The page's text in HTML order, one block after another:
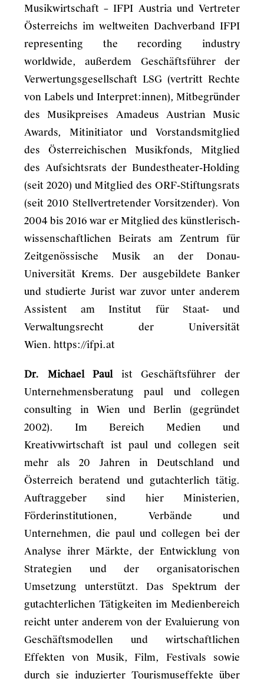
Musikwirtschaft – IFPI Austria und Vertreter
Österreichs im weltweiten Dachverband IFPI
representing the recording industry
worldwide, außerdem Geschäftsführer der
Verwertungsgesellschaft LSG (vertritt Rechte
von Labels und Interpret:innen), Mitbegründer
des Musikpreises Amadeus Austrian Music
Awards, Mitinitiator und Vorstandsmitglied
des Österreichischen Musikfonds, Mitglied
des Aufsichtsrats der Bundestheater-Holding
(seit 2020) und Mitglied des ORF-Stiftungsrats
(seit 2010 Stellvertretender Vorsitzender). Von
2004 bis 2016 war er Mitglied des künstlerisch-
wissenschaftlichen Beirats am Zentrum für
Zeitgenössische Musik an der Donau-
Universität Krems. Der ausgebildete Banker
und studierte Jurist war zuvor unter anderem
Assistent am Institut für Staat- und
Verwaltungsrecht der Universität
Wien. https://ifpi.at
Dr. Michael Paulist Geschäftsführer der
Unternehmensberatung paul und collegen
consulting in Wien und Berlin (gegründet
2002). Im Bereich Medien und
Kreativwirtschaft ist paul und collegen seit
mehr als 20 Jahren in Deutschland und
Österreich beratend und gutachterlich tätig.
Auftraggeber sind hier Ministerien,
Förderinstitutionen, Verbände und
Unternehmen, die paul und collegen bei der
Analyse ihrer Märkte, der Entwicklung von
Strategien und der organisatorischen
Umsetzung unterstützt. Das Spektrum der
gutachterlichen Tätigkeiten im Medienbereich
reicht unter anderem von der Evaluierung von
Geschäftsmodellen und wirtschaftlichen
Effekten von Musik, Film, Festivals sowie
durch sie induzierter Tourismuseffekte über